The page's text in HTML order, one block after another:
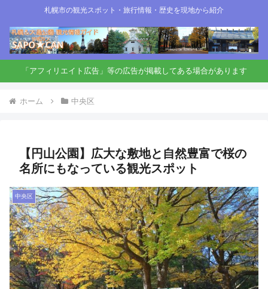
札幌市の観光スポット・旅行情報・歴史を現地から紹介
「アフィリエイト広告」等の広告が掲載してある場合があります
ホーム 中央区
【円山公園】広大な敷地と自然豊富で桜の
名所にもなっている観光スポット
中央区